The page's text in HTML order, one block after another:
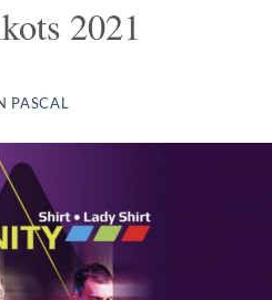
2021
PASCAL